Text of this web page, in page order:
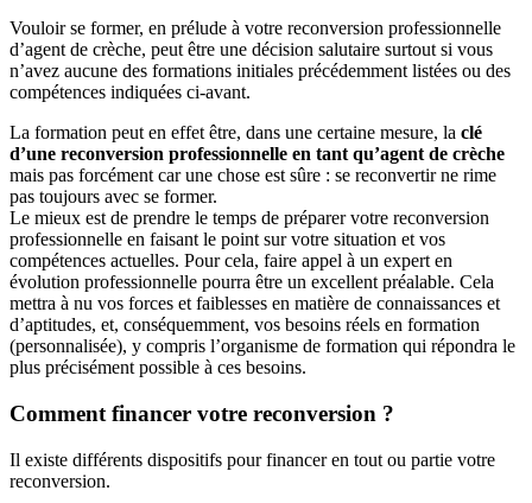
Vouloir se former, en prélude à votre reconversion professionnelle
d’agent de crèche, peut être une décision salutaire surtout si vous
n’avez aucune des formations initiales précédemment listées ou des
compétences indiquées ci-avant.
La formation peut en effet être, dans une certaine mesure, la clé
d’une reconversion professionnelle en tant qu’agent de crèche
mais pas forcément car une chose est sûre : se reconvertir ne rime
pas toujours avec se former.
Le mieux est de prendre le temps de préparer votre reconversion
professionnelle en faisant le point sur votre situation et vos
compétences actuelles. Pour cela, faire appel à un expert en
évolution professionnelle pourra être un excellent préalable. Cela
mettra à nu vos forces et faiblesses en matière de connaissances et
d’aptitudes, et, conséquemment, vos besoins réels en formation
(personnalisée), y compris l’organisme de formation qui répondra le
plus précisément possible à ces besoins.
Comment financer votre reconversion ?
Il existe différents dispositifs pour financer en tout ou partie votre
reconversion.